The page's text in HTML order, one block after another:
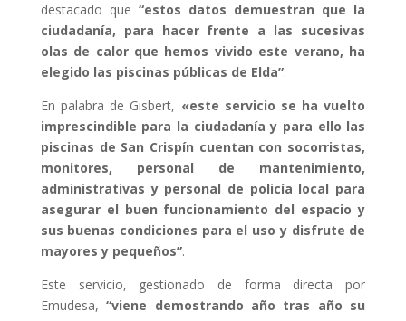
destacado que “estos datos demuestran que la
ciudadanía, para hacer frente a las sucesivas
olas de calor que hemos vivido este verano, ha
elegido las piscinas públicas de Elda”.
En palabra de Gisbert, «este servicio se ha vuelto
imprescindible para la ciudadanía y para ello las
piscinas de San Crispín cuentan con socorristas,
monitores, personal de mantenimiento,
administrativas y personal de policía local para
asegurar el buen funcionamiento del espacio y
sus buenas condiciones para el uso y disfrute de
mayores y pequeños”.
Este servicio, gestionado de forma directa por
Emudesa,“viene demostrando año tras año su